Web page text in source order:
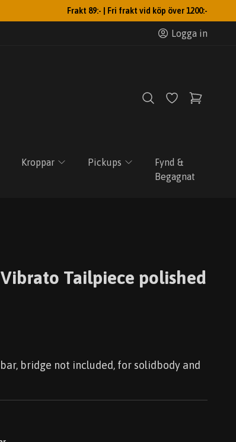
Frakt 89:- | Fri frakt vid köp över 1200:-
Logga in
Kroppar Pickups
Fynd &
Begagnat
Tailpiece polished
bridge not included, for solidbody and